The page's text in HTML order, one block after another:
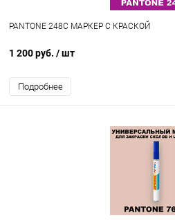
PANTONE 248C МАРКЕР С КРАСКОЙ
1 200 руб. / шт
Подробнее